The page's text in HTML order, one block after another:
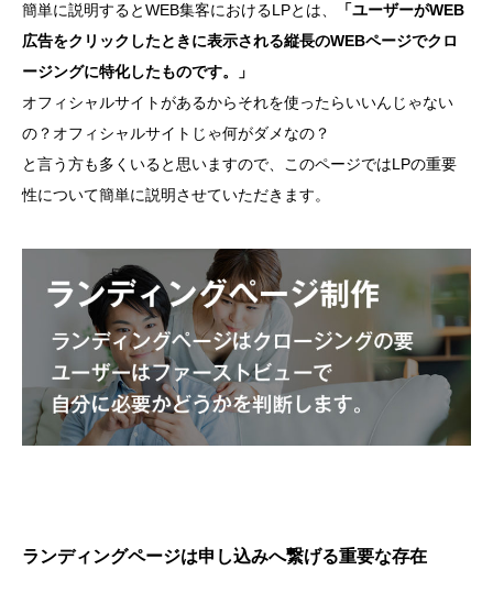
簡単に説明するとWEB集客におけるLPとは、
「ユーザーがWEB
広告をクリックしたときに表示される縦長のWEBページでクロ
ージングに特化したものです。」
オフィシャルサイトがあるからそれを使ったらいいんじゃない
の？オフィシャルサイトじゃ何がダメなの？
と言う方も多くいると思いますので、このページではLPの重要
性について簡単に説明させていただきます。
ランディングページは申し込みへ繋げる重要な存在